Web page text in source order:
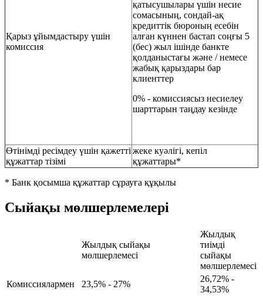
Қарыз ұйымдастыру үшін
комиссия
қатысушылары үшін несие
сомасының, сондай-ақ
кредиттік бюроның есебін
алған күннен бастап соңғы 5
(бес) жыл ішінде банкте
қолданыстағы және / немесе
жабық қарыздары бар
клиенттер
0% - комиссиясыз несиелеу
шарттарын таңдау кезінде
Өтінімді ресімдеу үшін қажетті
құжаттар тізімі
жеке куәлігі, кепіл
құжаттары*
* Банк қосымша құжаттар сұрауға құқылы
Сыйақы мөлшерлемелері
Жылдық сыйақы
мөлшерлемесі
Жылдық
тиімді
сыйақы
мөлшерлемесі
Комиссиялармен
23,5% - 27%
26,72% -
34,53%